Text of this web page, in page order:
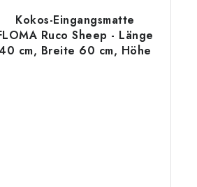
Kokos-Eingangsmatte
Ruco Sheep - Länge
cm, Breite 60 cm, Höhe